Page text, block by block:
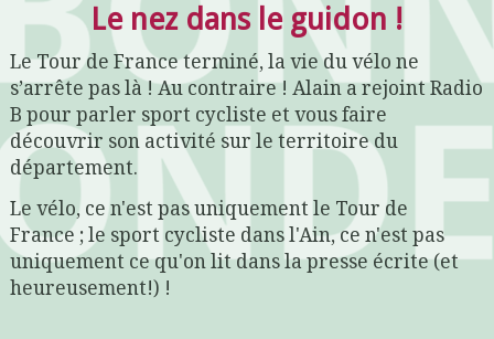
Le nez dans le guidon !
Le Tour de France terminé, la vie du vélo ne
s’arrête pas là ! Au contraire ! Alain a rejoint Radio
B pour parler sport cycliste et vous faire
découvrir son activité sur le territoire du
département.
Le vélo, ce n'est pas uniquement le Tour de
France ; le sport cycliste dans l'Ain, ce n'est pas
uniquement ce qu'on lit dans la presse écrite (et
heureusement!) !